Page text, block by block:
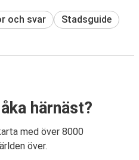
och svar Stadsguide
härnäst?
med över 8000
över.